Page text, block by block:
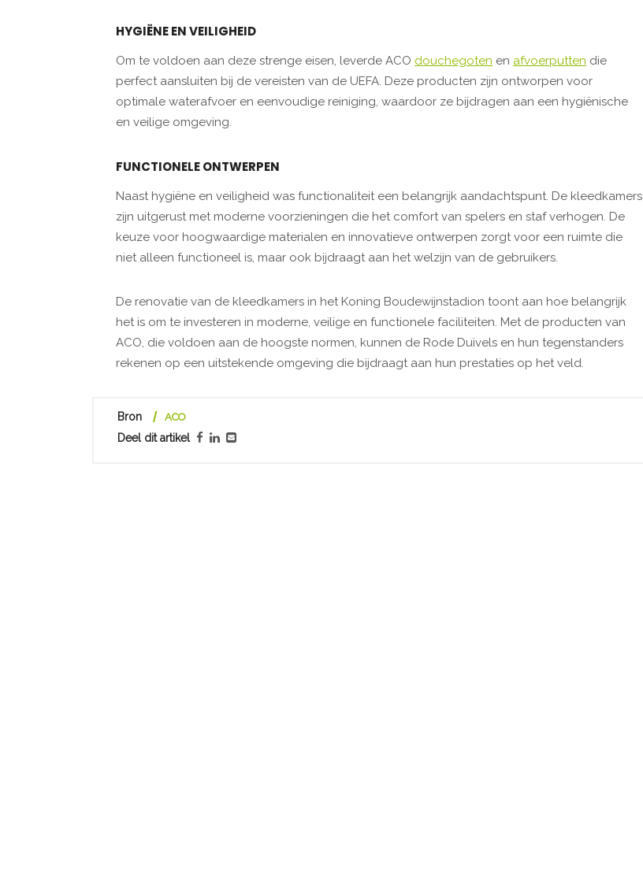
HYGIËNE EN VEILIGHEID
Om te voldoen aan deze strenge eisen, leverde ACO douchegoten en afvoerputten die
perfect aansluiten bij de vereisten van de UEFA. Deze producten zijn ontworpen voor
optimale waterafvoer en eenvoudige reiniging, waardoor ze bijdragen aan een hygiënische
en veilige omgeving.
FUNCTIONELE ONTWERPEN
Naast hygiëne en veiligheid was functionaliteit een belangrijk aandachtspunt. De kleedkamers
zijn uitgerust met moderne voorzieningen die het comfort van spelers en staf verhogen. De
keuze voor hoogwaardige materialen en innovatieve ontwerpen zorgt voor een ruimte die
niet alleen functioneel is, maar ook bijdraagt aan het welzijn van de gebruikers.
De renovatie van de kleedkamers in het Koning Boudewijnstadion toont aan hoe belangrijk
het is om te investeren in moderne, veilige en functionele faciliteiten. Met de producten van
ACO, die voldoen aan de hoogste normen, kunnen de Rode Duivels en hun tegenstanders
rekenen op een uitstekende omgeving die bijdraagt aan hun prestaties op het veld.
Bron ACO
Deel dit artikel